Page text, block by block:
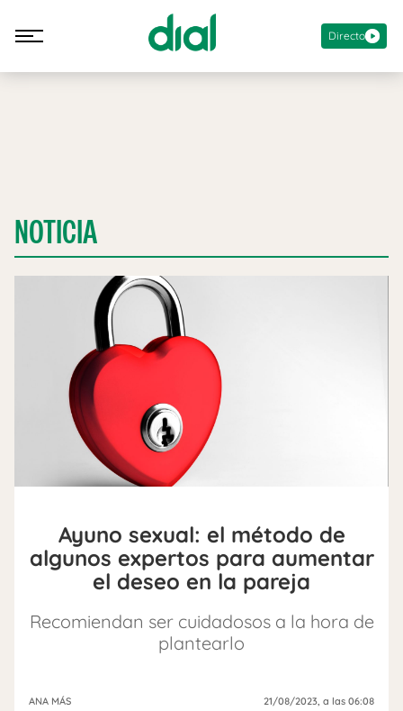
Directo
NOTICIA
Ayuno sexual: el método de
algunos expertos para aumentar
el deseo en la pareja
Recomiendan ser cuidadosos a la hora de
plantearlo
ANA MÁS 21/08/2023, a las 06:08